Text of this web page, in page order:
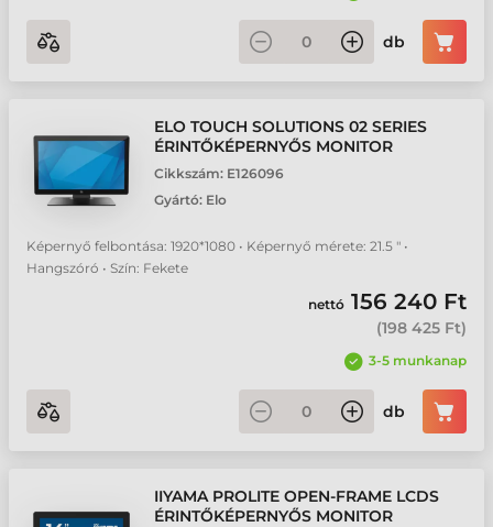
db
ELO TOUCH SOLUTIONS 02 SERIES
ÉRINTŐKÉPERNYŐS MONITOR
Cikkszám: E126096
Gyártó: Elo
Képernyő felbontása: 1920*1080 • Képernyő mérete: 21.5 " •
Hangszóró • Szín: Fekete
nettó 156 240 Ft
(198 425 Ft)
3-5 munkanap
db
IIYAMA PROLITE OPEN-FRAME LCDS
ÉRINTŐKÉPERNYŐS MONITOR